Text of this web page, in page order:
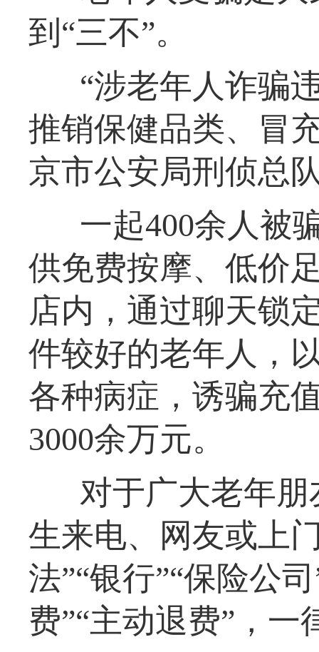
到“三不”。
“涉老年人诈骗
推销保健品类、冒
京市公安局刑侦总
一起400余人被
供免费按摩、低价
店内，通过聊天锁
件较好的老年人，
各种病症，诱骗充
3000余万元。
对于广大老年
生来电、网友或上
法”“银行”“保险公
费”“主动退费”，一